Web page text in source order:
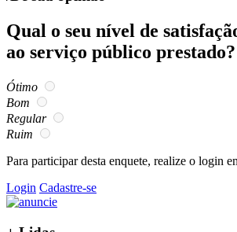
Qual o seu nível de
ao serviço público prestado?
Ótimo
Bom
Regular
Ruim
Para participar desta enquete, realize o login
Login Cadastre-se